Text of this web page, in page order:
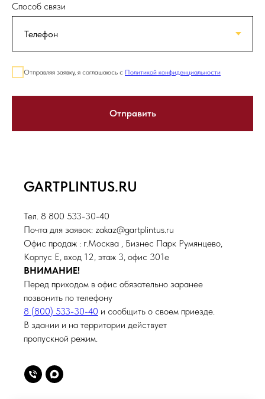
Способ связи
Отправляя заявку, я соглашаюсь с Политикой конфиденциальности
Отправить
GARTPLINTUS.RU
Тел. 8 800 533-30-40
Почта для заявок: zakaz@gartplintus.ru
Офис продаж : г.Москва , Бизнес Парк Румянцево,
Корпус Е, вход 12, этаж 3, офис 301е
ВНИМАНИЕ!
Перед приходом в офис обязательно заранее
позвонить по телефону
8 (800) 533-30-40 и сообщить о своем приезде.
В здании и на территории действует
пропускной режим.